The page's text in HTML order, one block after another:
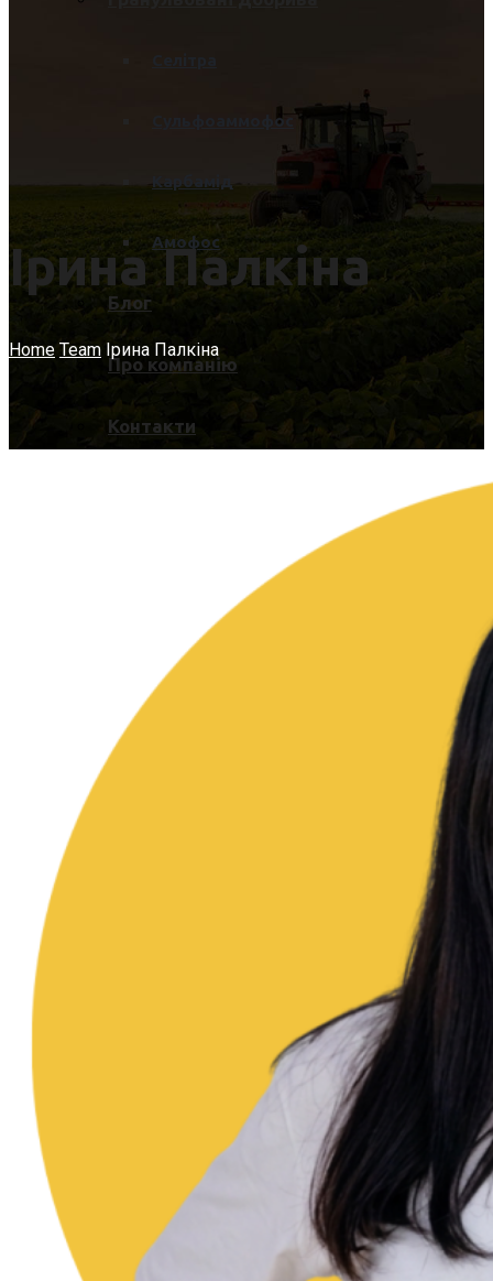
Сульфоаммофос
Карбамід
Амофос
Блог
Про компанію
Контакти
Ірина Палкіна
Home Team Ірина Палкіна